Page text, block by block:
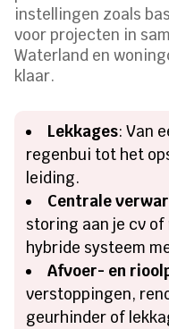
instellingen zoals
voor projecten in
Waterland en
klaar.
Lekkages: Van
regenbui tot het
leiding.
Centrale
storing aan je cv
hybride systeem
Afvoer- en
verstoppingen,
geurhinder of